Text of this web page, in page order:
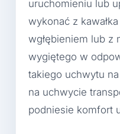
uruchomieniu lub
wykonać z
wgłębieniem lub z
wygiętego w
takiego uchwytu
na uchwycie
podniesie komfort